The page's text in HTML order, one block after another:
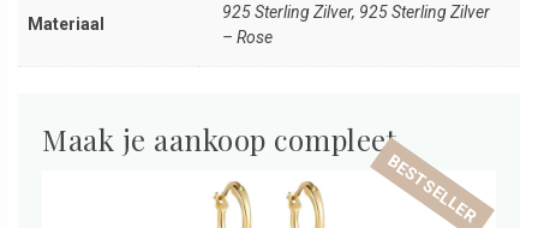
Materiaal
925 Sterling Zilver, 925 Sterling Zilver
– Rose
Maak je aankoop compleet
BESTSELLER